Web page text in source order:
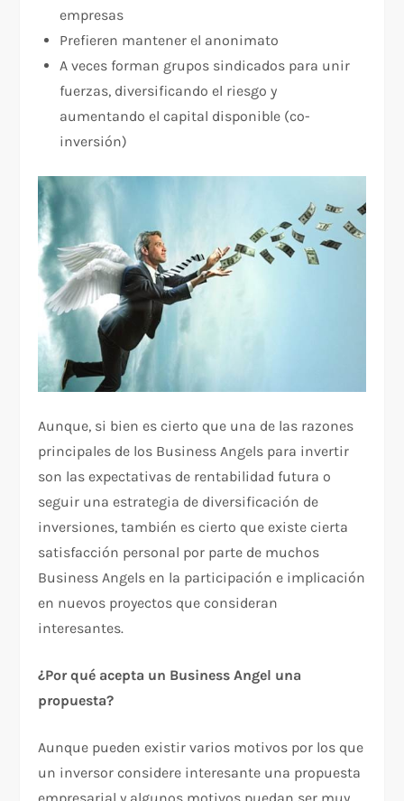
empresas
Prefieren mantener el anonimato
A veces forman grupos sindicados para unir
fuerzas, diversificando el riesgo y
aumentando el capital disponible (co-
inversión)
Aunque, si bien es cierto que una de las razones
principales de los Business Angels para invertir
son las expectativas de rentabilidad futura o
seguir una estrategia de diversificación de
inversiones, también es cierto que existe cierta
satisfacción personal por parte de muchos
Business Angels en la participación e implicación
en nuevos proyectos que consideran
interesantes.
¿Por qué acepta un Business Angel una
propuesta?
Aunque pueden existir varios motivos por los que
un inversor considere interesante una propuesta